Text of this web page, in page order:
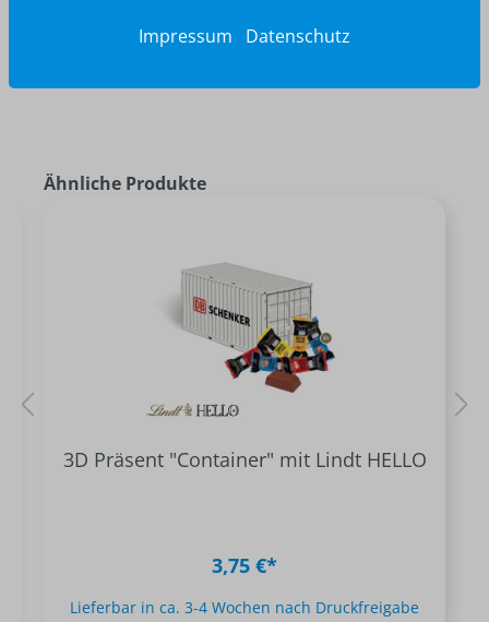
Ähnliche Produkte
3D Präsent "Container" mit Lindt HELLO
3,75 €*
Lieferbar in ca. 3-4 Wochen nach Druckfreigabe
Impressum Datenschutz